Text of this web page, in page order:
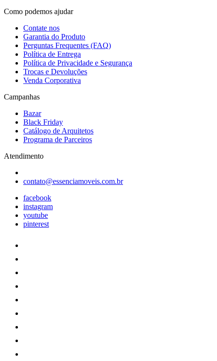
Como podemos ajudar
Contate nos
Garantia do Produto
Perguntas Frequentes (FAQ)
Política de Entrega
Política de Privacidade e Segurança
Trocas e Devoluções
Venda Corporativa
Campanhas
Bazar
Black Friday
Catálogo de Arquitetos
Programa de Parceiros
Atendimento
contato@essenciamoveis.com.br
facebook
instagram
youtube
pinterest